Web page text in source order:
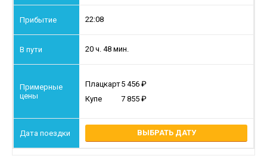
22:08
20 ч. 48 мин.
Плацкарт5 456
Купе
7 855
ВЫБРАТЬ ДАТУ